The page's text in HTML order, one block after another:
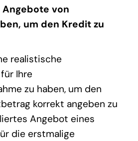
von
um den Kredit zu
realistische
Ihre
zu haben, um den
korrekt angeben zu
Angebot eines
die erstmalige